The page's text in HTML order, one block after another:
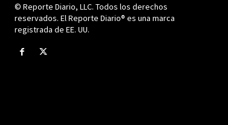
© Reporte Diario, LLC. Todos los derechos
reservados. El Reporte Diario® es una marca
registrada de EE. UU.